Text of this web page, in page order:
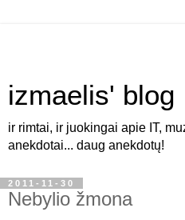
izmaelis' blog
ir rimtai, ir juokingai apie IT,
anekdotai... daug anekdotų!
2011-11-30
Nebylio žmona